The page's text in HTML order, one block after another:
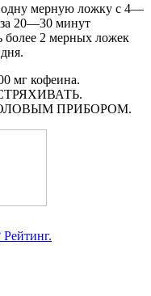
мерную ложку с 4—
20—30 минут
более 2 мерных ложек
мг кофеина.
ПРИБОРОМ.